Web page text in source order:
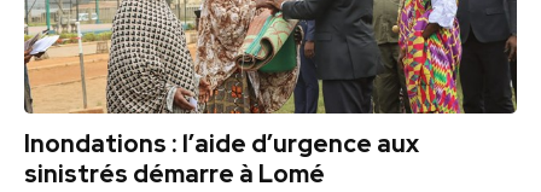
Inondations : l’aide d’urgence aux
sinistrés démarre à Lomé